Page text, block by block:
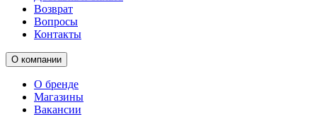
Возврат
Вопросы
Контакты
О компании
О бренде
Магазины
Вакансии